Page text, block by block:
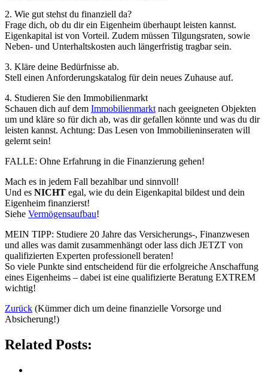
2. Wie gut stehst du finanziell da?
Frage dich, ob du dir ein Eigenheim überhaupt leisten kannst.
Eigenkapital ist von Vorteil. Zudem müssen Tilgungsraten, sowie
Neben- und Unterhaltskosten auch längerfristig tragbar sein.
3. Kläre deine Bedürfnisse ab.
Stell einen Anforderungskatalog für dein neues Zuhause auf.
4. Studieren Sie den Immobilienmarkt
Schauen dich auf dem Immobilienmarkt nach geeigneten Objekten
um und kläre so für dich ab, was dir gefallen könnte und was du dir
leisten kannst. Achtung: Das Lesen von Immobilieninseraten will
gelernt sein!
FALLE: Ohne Erfahrung in die Finanzierung gehen!
Mach es in jedem Fall bezahlbar und sinnvoll!
Und es NICHT egal, wie du dein Eigenkapital bildest und dein
Eigenheim finanzierst!
Siehe Vermögensaufbau!
MEIN TIPP: Studiere 20 Jahre das Versicherungs-, Finanzwesen
und alles was damit zusammenhängt oder lass dich JETZT von
qualifizierten Experten professionell beraten!
So viele Punkte sind entscheidend für die erfolgreiche Anschaffung
eines Eigenheims – dabei ist eine qualifizierte Beratung EXTREM
wichtig!
Zurück (Kümmer dich um deine finanzielle Vorsorge und
Absicherung!)
Related Posts: